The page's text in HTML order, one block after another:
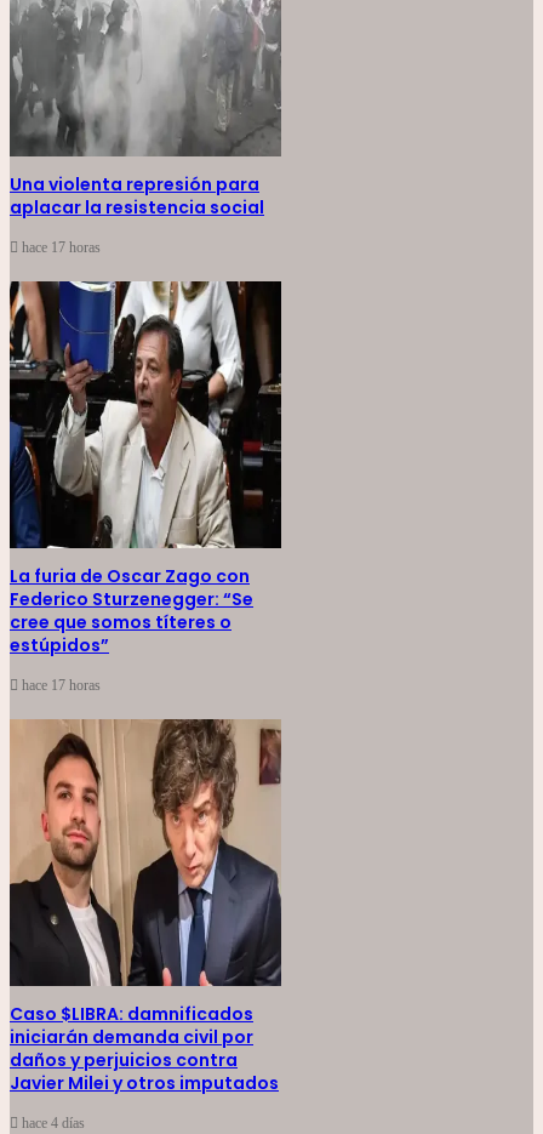
Una violenta represión para
aplacar la resistencia social
hace 17 horas
La furia de Oscar Zago con
Federico Sturzenegger: “Se
cree que somos títeres o
estúpidos”
hace 17 horas
Caso $LIBRA: damnificados
iniciarán demanda civil por
daños y perjuicios contra
Javier Milei y otros imputados
hace 4 días